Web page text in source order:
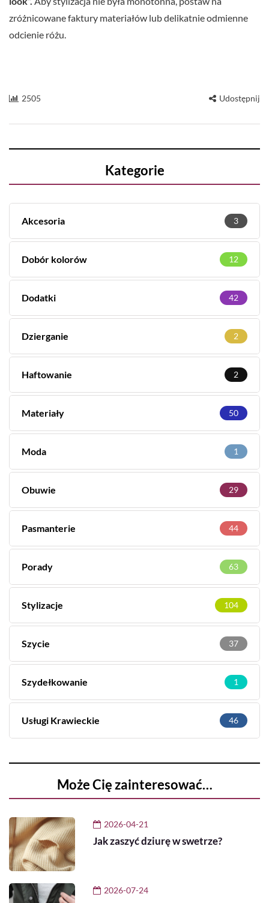
zróżnicowane faktury materiałów lub delikatnie odmienne
odcienie różu.
2505 Udostępnij
Kategorie
Akcesoria 3
Dobór kolorów 12
Dodatki 42
Dzierganie 2
Haftowanie 2
Materiały 50
Moda 1
Obuwie 29
Pasmanterie 44
Porady 63
Stylizacje 104
Szycie 37
Szydełkowanie 1
Usługi Krawieckie 46
Może Cię zainteresować…
2026-04-21
Jak zaszyć dziurę w swetrze?
2026-07-24